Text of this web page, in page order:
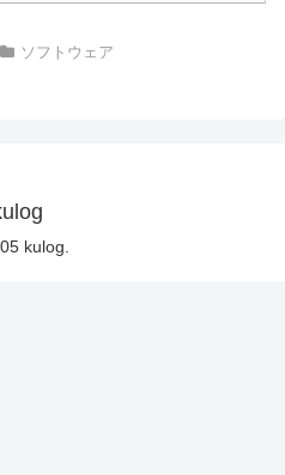
ソフトウェア
kulog.